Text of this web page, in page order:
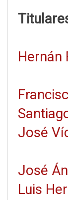
Hernán
José
José
Luis